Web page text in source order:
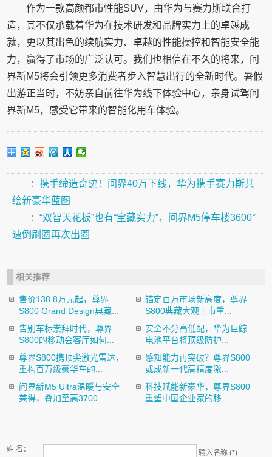
作为一款高颜都市性能SUV，由华为与赛力斯联合打
造，其不仅承载着华为在技术研发和品牌实力上的卓越成
就，更以其出色的续航实力、卓越的性能操控和智能安全能
力，赢得了市场的广泛认可。我们也相信在不久的将来，问
界新M5将会引领更多消费者步入智慧出行的全新时代。暑假
出游正当时，不妨亲自前往华为线下体验中心，亲身试驾问
界新M5，感受它带来的智能化用车体验。
: 携手缔造奇迹！问界40万下线，华为携手赛力斯共
绘新豪华蓝图
: “双智天花板”也有“宝藏实力”，问界M5停车楼3600°
速倒刷圈再次出圈
相关推荐
售价138.8万元起，尊界
S800 Grand Design典藏...
锚定百万市场新高度，尊界
S800典藏大观上市重...
告别车标崇拜时代，尊界
S800的移动会客厅如何...
安全不分高低配，华为巨鲸
电池平台将顶级防护...
尊界S800携顶尖激光雷达，
重构百万级豪华车的...
感知能力再突破？尊界S800
或成新一代高精度激...
问界新M5 Ultra温暖与安全
兼得，叠加至高3700...
科技赋能新豪华，尊界S800
重塑中国企业家的移...
姓 名： 输入名称 (*)